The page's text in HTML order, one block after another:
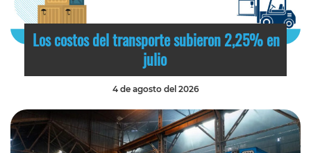
Los costos del transporte subieron 2,25% en
julio
4 de agosto del 2026